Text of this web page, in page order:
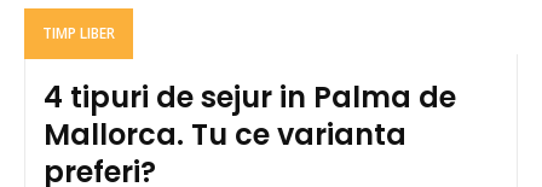
TIMP LIBER
4 tipuri de sejur in Palma de
Mallorca. Tu ce varianta
preferi?